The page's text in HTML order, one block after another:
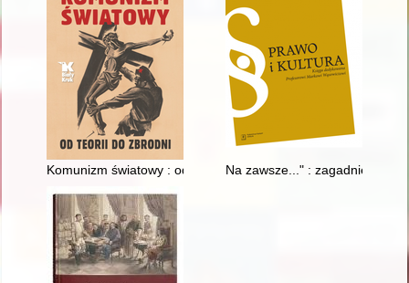
Komunizm światowy : od teorii do zbrodniNa zawsze..." : zagadnienie